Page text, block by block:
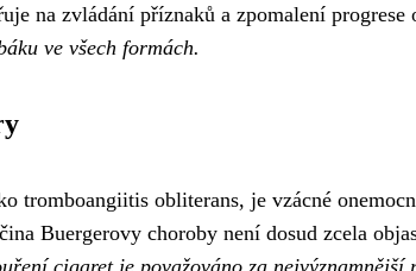
na zvládání příznaků a zpomalení progrese
ve všech formách.
tromboangiitis obliterans, je vzácné
Buergerovy choroby není dosud zcela
cigaret je považováno za